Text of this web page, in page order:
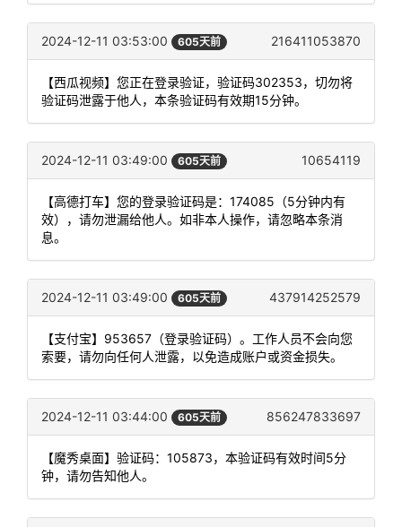
2024-12-11 03:53:00 605天前 216411053870
【西瓜视频】您正在登录验证，验证码302353，切勿将
验证码泄露于他人，本条验证码有效期15分钟。
2024-12-11 03:49:00 605天前 10654119
【高德打车】您的登录验证码是：174085（5分钟内有
效），请勿泄漏给他人。如非本人操作，请忽略本条消
息。
2024-12-11 03:49:00 605天前 437914252579
【支付宝】953657（登录验证码）。工作人员不会向您
索要，请勿向任何人泄露，以免造成账户或资金损失。
2024-12-11 03:44:00 605天前 856247833697
【魔秀桌面】验证码：105873，本验证码有效时间5分
钟，请勿告知他人。